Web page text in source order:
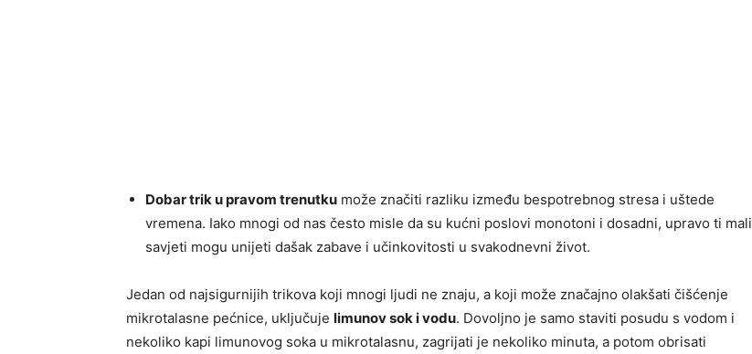
Dobar trik u pravom trenutku može značiti razliku između bespotrebnog stresa i uštede
vremena. Iako mnogi od nas često misle da su kućni poslovi monotoni i dosadni, upravo ti mali
savjeti mogu unijeti dašak zabave i učinkovitosti u svakodnevni život.
Jedan od najsigurnijih trikova koji mnogi ljudi ne znaju, a koji može značajno olakšati čišćenje
mikrotalasne pećnice, uključuje limunov sok i vodu. Dovoljno je samo staviti posudu s vodom i
nekoliko kapi limunovog soka u mikrotalasnu, zagrijati je nekoliko minuta, a potom obrisati